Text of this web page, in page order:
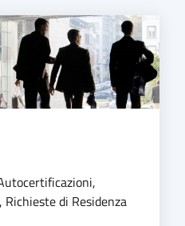
di Residenza